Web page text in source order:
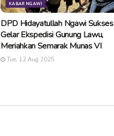
KABAR NGAWI
DPD Hidayatullah Ngawi Sukses
Gelar Ekspedisi Gunung Lawu,
Meriahkan Semarak Munas VI
Tue, 12 Aug 2025